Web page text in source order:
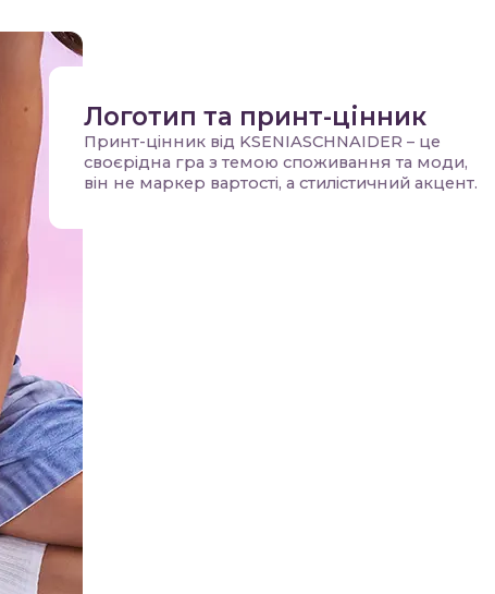
Логотип та принт-цінник
Принт-цінник від KSENIASCHNAIDER – це
своєрідна гра з темою споживання та моди,
він не маркер вартості, а стилістичний акцент.